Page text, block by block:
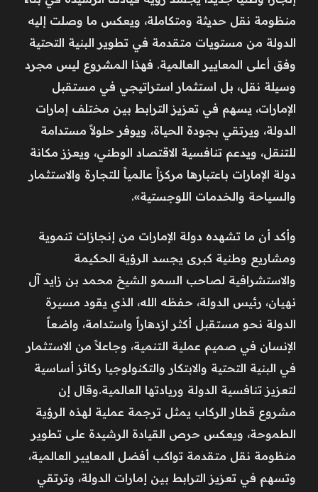
منظومة نقل حديثة ومتكاملة، ويعكس ما وصلت إليه
الدولة من مستويات متقدمة في تطوير البنية التحتية
وفق أعلى المعايير العالمية. فهذا المشروع ليس مجرد
وسيلة نقل، بل استثمار استراتيجي في مستقبل
الإمارات، يسهم في تعزيز الترابط بين مختلف إمارات
الدولة، ويرتقي بجودة الحياة، ويوفر حلولاً مستدامة
للتنقل، ويدعم تنافسية الاقتصاد الوطني، ويعزز مكانة
دولة الإمارات باعتبارها مركزاً عالمياً للتجارة والاستثمار
والسياحة والخدمات اللوجستية».
وأكد أن ما تشهده دولة الإمارات من إنجازات تنموية
ومشاريع وطنية كبرى يجسد الرؤية الحكيمة
والاستشرافية لصاحب السمو الشيخ محمد بن زايد آل
نهيان، رئيس الدولة، حفظه الله، الذي يقود مسيرة
الدولة نحو مستقبل أكثر ازدهاراً واستدامة، واضعاً
الإنسان في صميم عملية التنمية، وجاعلاً من الاستثمار
في البنية التحتية والابتكار والتكنولوجيا ركائز أساسية
لتعزيز تنافسية الدولة وريادتها العالمية.وقال إن
مشروع قطار الركاب يمثل ترجمة عملية لهذه الرؤية
الطموحة، ويعكس حرص القيادة الرشيدة على تطوير
منظومة نقل متقدمة تواكب أفضل المعايير العالمية،
وتسهم في تعزيز الترابط بين إمارات الدولة، وترتقي